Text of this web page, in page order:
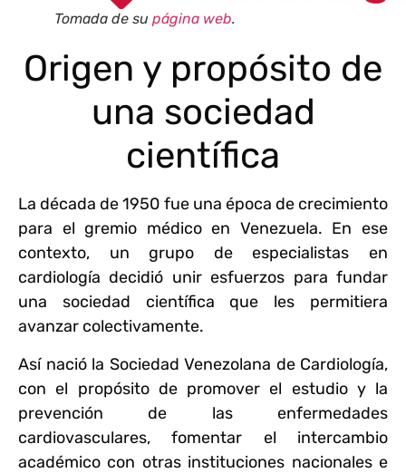
Tomada de su página web.
Origen y propósito de
una sociedad
científica
La década de 1950 fue una época de crecimiento
para el gremio médico en Venezuela. En ese
contexto, un grupo de especialistas en
cardiología decidió unir esfuerzos para fundar
una sociedad científica que les permitiera
avanzar colectivamente.
Así nació la Sociedad Venezolana de Cardiología,
con el propósito de promover el estudio y la
prevención de las enfermedades
cardiovasculares, fomentar el intercambio
académico con otras instituciones nacionales e